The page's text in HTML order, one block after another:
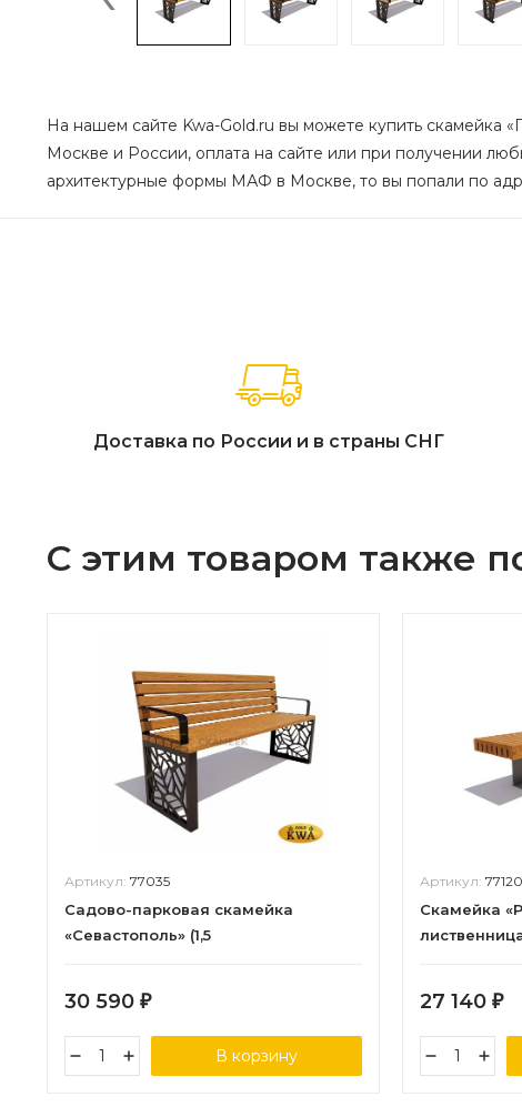
На нашем сайте Kwa-Gold.ru вы можете купить скамейка
Москве и России, оплата на сайте или при получении
архитектурные формы МАФ в Москве, то вы попали по
Доставка по России и в страны СНГ
С этим товаром также
Артикул: 77035
Садово-парковая скамейка
«Севастополь» (1,5
30 590 ₽
В корзину
Артикул: 77120
Скамейка
27 140 ₽